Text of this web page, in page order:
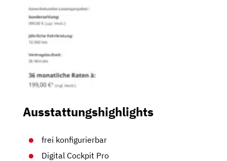
Ausstattungshighlights
frei konfigurierbar
Digital Cockpit Pro